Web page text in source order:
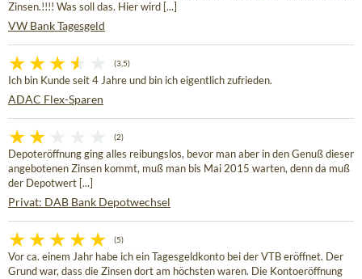
Zinsen.!!!! Was soll das. Hier wird [...]
VW Bank Tagesgeld
(3,5)
Ich bin Kunde seit 4 Jahre und bin ich eigentlich zufrieden.
ADAC Flex-Sparen
(2)
Depoteröffnung ging alles reibungslos, bevor man aber in den Genuß dieser
angebotenen Zinsen kommt, muß man bis Mai 2015 warten, denn da muß
der Depotwert [...]
Privat: DAB Bank Depotwechsel
(5)
Vor ca. einem Jahr habe ich ein Tagesgeldkonto bei der VTB eröffnet. Der
Grund war, dass die Zinsen dort am höchsten waren. Die Kontoeröffnung